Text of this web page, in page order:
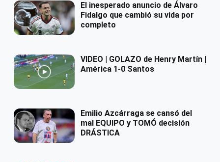
El inesperado anuncio de Álvaro
Fidalgo que cambió su vida por
completo
VIDEO | GOLAZO de Henry Martín |
América 1-0 Santos
Emilio Azcárraga se cansó del
mal EQUIPO y TOMÓ decisión
DRÁSTICA